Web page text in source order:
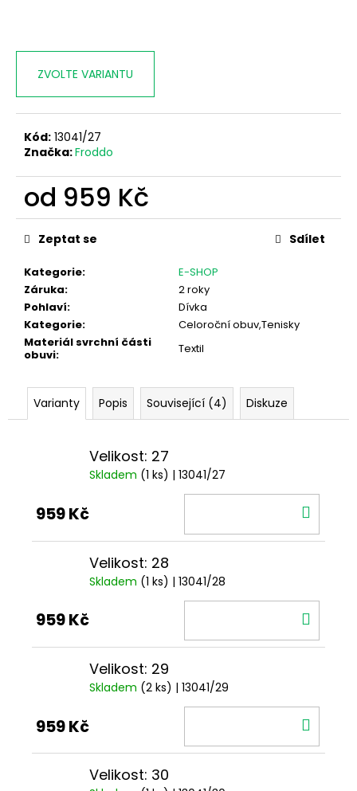
ZVOLTE VARIANTU
Kód: 13041/27
Značka:Froddo
od 959 Kč
Měrná
cena:
Kategorie:
E-SHOP
Záruka:
2 roky
Pohlaví:
Dívka
Kategorie:
Celoroční obuv,Tenisky
Materiál svrchní části
obuvi: Textil
Zeptat se Sdílet
Varianty Popis Související (4) Diskuze
Velikost: 27
Skladem (1 ks) | 13041/27
959 Kč
Velikost: 28
Skladem (1 ks) | 13041/28
959 Kč
Velikost: 29
Skladem (2 ks) | 13041/29
959 Kč
Velikost: 30